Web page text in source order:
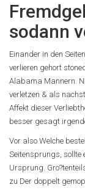
sodann
Einander in den
verlieren gehort
Alabama Mannern.
verletzen & als
Affekt dieser
besser gesagt
Vor also Welche
Seitensprungs, sollte
Ursprung.
zu Der doppelt